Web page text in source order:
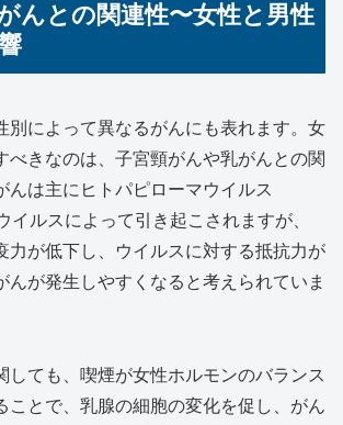
んとの関連性〜女性と男性
別によって異なるがんにも表れます。女
べきなのは、子宮頸がんや乳がんとの関
んは主にヒトパピローマウイルス
イルスによって引き起こされますが、
力が低下し、ウイルスに対する抵抗力が
んが発生しやすくなると考えられていま
しても、喫煙が女性ホルモンのバランス
ことで、乳腺の細胞の変化を促し、がん